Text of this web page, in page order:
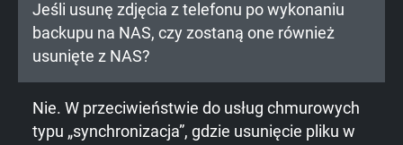
Jeśli usunę zdjęcia z telefonu po wykonaniu
backupu na NAS, czy zostaną one również
usunięte z NAS?
Nie. W przeciwieństwie do usług chmurowych
typu „synchronizacja”, gdzie usunięcie pliku w